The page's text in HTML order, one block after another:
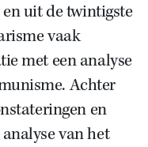
uit de twintigste
vaak
met een analyse
Achter
en
van het